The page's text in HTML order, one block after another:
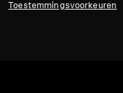
Toestemmingsvoorkeuren